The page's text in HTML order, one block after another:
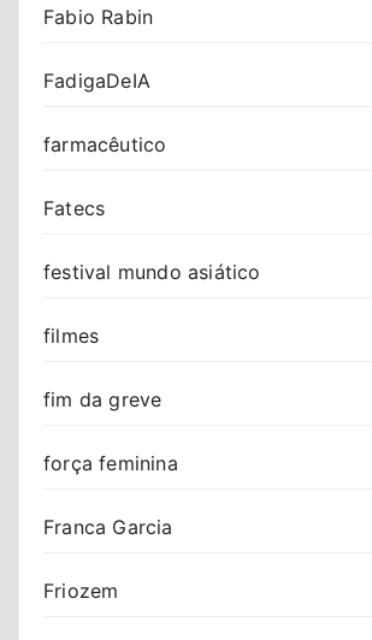
Fabio Rabin
FadigaDeIA
farmacêutico
Fatecs
festival mundo asiático
filmes
fim da greve
força feminina
Franca Garcia
Friozem